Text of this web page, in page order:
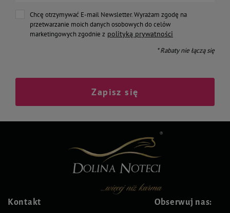
Chcę otrzymywać E-mail Newsletter. Wyrażam zgodę na
przetwarzanie moich danych osobowych do celów
marketingowych zgodnie z polityką prywatności
* Rabaty nie łączą się
Zapisz się
Kontakt Obserwuj nas: